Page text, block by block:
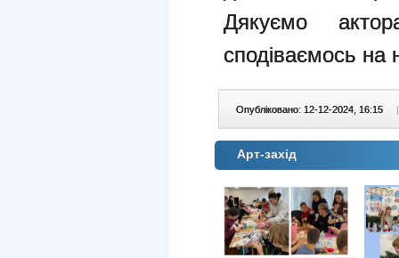
Дякуємо
сподіваємось на
Опубліковано: 12-12-2024, 16:15 |
Арт-захід